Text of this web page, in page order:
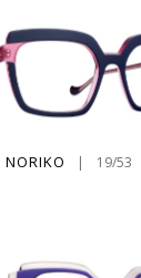
NORIKO | 19/53